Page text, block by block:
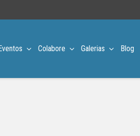
Desde 1957Colabore Galerias Blog